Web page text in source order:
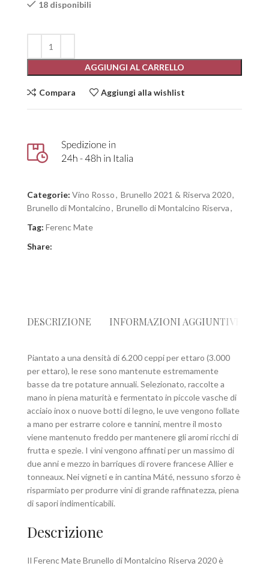
18 disponibili
AGGIUNGI AL CARRELLO
Compara Aggiungi alla wishlist
Categorie: Vino Rosso, Brunello 2021 & Riserva 2020,
Brunello di Montalcino, Brunello di Montalcino Riserva,
Tag: Ferenc Mate
Share:
DESCRIZIONE INFORMAZIONI AGGIUNTIVE
Piantato a una densità di 6.200 ceppi per ettaro (3.000
per ettaro), le rese sono mantenute estremamente
basse da tre potature annuali. Selezionato, raccolte a
mano in piena maturità e fermentato in piccole vasche di
acciaio inox o nuove botti di legno, le uve vengono follate
a mano per estrarre colore e tannini, mentre il mosto
viene mantenuto freddo per mantenere gli aromi ricchi di
frutta e spezie. I vini vengono affinati per un massimo di
due anni e mezzo in barriques di rovere francese Allier e
tonneaux. Nei vigneti e in cantina Máté, nessuno sforzo è
risparmiato per produrre vini di grande raffinatezza, piena
di sapori indimenticabili.
Descrizione
Il Ferenc Mate Brunello di Montalcino Riserva 2020 è